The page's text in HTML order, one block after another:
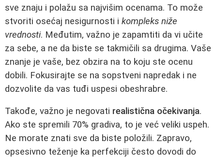
sve znaju i polažu sa najvišim ocenama. To može
stvoriti osećaj nesigurnosti i kompleks niže
vrednosti. Međutim, važno je zapamtiti da vi učite
za sebe, a ne da biste se takmičili sa drugima. Vaše
znanje je vaše, bez obzira na to koju ste ocenu
dobili. Fokusirajte se na sopstveni napredak i ne
dozvolite da vas tuđi uspesi obeshrabre.
Takođe, važno je negovati realistična očekivanja.
Ako ste spremili 70% gradiva, to je već veliki uspeh.
Ne morate znati sve da biste položili. Zapravo,
opsesivno teženje ka perfekciji često dovodi do